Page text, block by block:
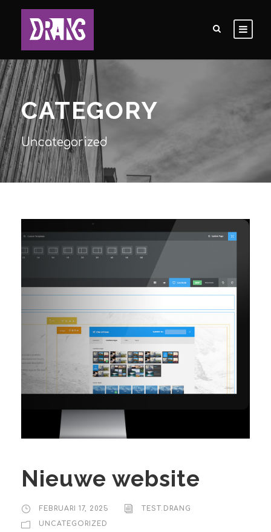
CATEGORY
Uncategorized
Nieuwe website
FEBRUARI 17, 2025
TEST.DRANG
UNCATEGORIZED